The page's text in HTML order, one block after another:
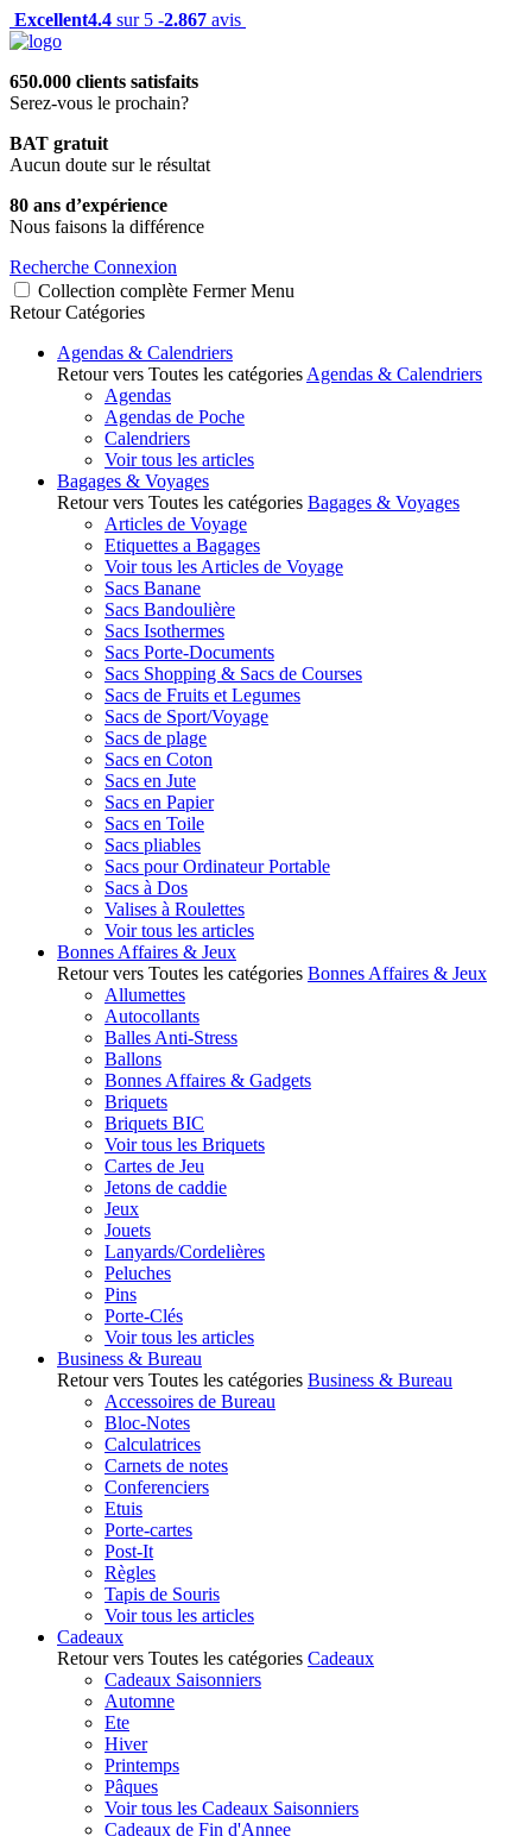
Excellent4.4 sur 5 -2.867 avis
650.000 clients satisfaits
Serez-vous le prochain?
BAT gratuit
Aucun doute sur le résultat
80 ans d’expérience
Nous faisons la différence
Recherche Connexion
Collection complète Fermer Menu
Retour Catégories
Agendas & Calendriers
Retour vers Toutes les catégories Agendas & Calendriers
Agendas
Agendas de Poche
Calendriers
Voir tous les articles
Bagages & Voyages
Retour vers Toutes les catégories Bagages & Voyages
Articles de Voyage
Etiquettes a Bagages
Voir tous les Articles de Voyage
Sacs Banane
Sacs Bandoulière
Sacs Isothermes
Sacs Porte-Documents
Sacs Shopping & Sacs de Courses
Sacs de Fruits et Legumes
Sacs de Sport/Voyage
Sacs de plage
Sacs en Coton
Sacs en Jute
Sacs en Papier
Sacs en Toile
Sacs pliables
Sacs pour Ordinateur Portable
Sacs à Dos
Valises à Roulettes
Voir tous les articles
Bonnes Affaires & Jeux
Retour vers Toutes les catégories Bonnes Affaires & Jeux
Allumettes
Autocollants
Balles Anti-Stress
Ballons
Bonnes Affaires & Gadgets
Briquets
Briquets BIC
Voir tous les Briquets
Cartes de Jeu
Jetons de caddie
Jeux
Jouets
Lanyards/Cordelières
Peluches
Pins
Porte-Clés
Voir tous les articles
Business & Bureau
Retour vers Toutes les catégories Business & Bureau
Accessoires de Bureau
Bloc-Notes
Calculatrices
Carnets de notes
Conferenciers
Etuis
Porte-cartes
Post-It
Règles
Tapis de Souris
Voir tous les articles
Cadeaux
Retour vers Toutes les catégories Cadeaux
Cadeaux Saisonniers
Automne
Ete
Hiver
Printemps
Pâques
Voir tous les Cadeaux Saisonniers
Cadeaux de Fin d'Annee